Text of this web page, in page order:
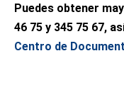
Puedes obtener
46 75 y 345 75 67,
Centro de